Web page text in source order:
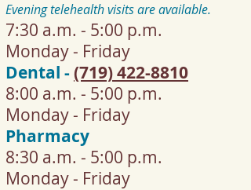
Evening telehealth visits are available.
7:30 a.m. - 5:00 p.m.
Monday - Friday
Dental -(719) 422-8810
8:00 a.m. - 5:00 p.m.
Monday - Friday
Pharmacy
8:30 a.m. - 5:00 p.m.
Monday - Friday